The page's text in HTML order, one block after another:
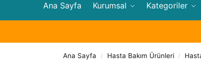
Ana Sayfa Kurumsal Kategoriler
Ana Sayfa / Hasta Bakım Ürünleri /